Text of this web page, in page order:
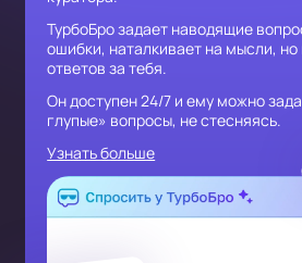
ТурбоБро задает наводящие
ошибки, наталкивает на мысли, но
ответов за тебя.
Он доступен 24/7 и ему можно
глупые» вопросы, не стесняясь.
Узнать больше